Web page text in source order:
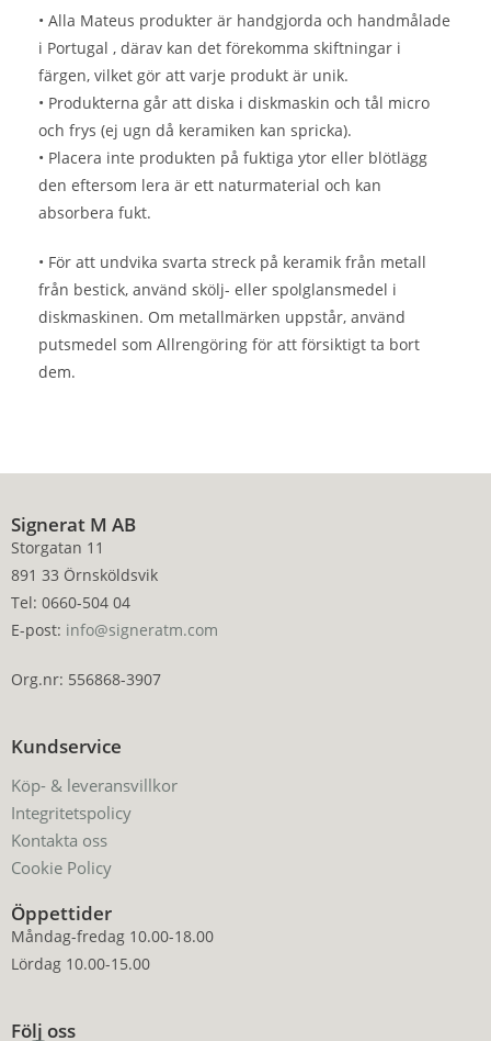
• Alla Mateus produkter är handgjorda och handmålade
i Portugal , därav kan det förekomma skiftningar i
färgen, vilket gör att varje produkt är unik.
• Produkterna går att diska i diskmaskin och tål micro
och frys (ej ugn då keramiken kan spricka).
• Placera inte produkten på fuktiga ytor eller blötlägg
den eftersom lera är ett naturmaterial och kan
absorbera fukt.
• För att undvika svarta streck på keramik från metall
från bestick, använd skölj- eller spolglansmedel i
diskmaskinen. Om metallmärken uppstår, använd
putsmedel som Allrengöring för att försiktigt ta bort
dem.
Signerat M AB
Storgatan 11
891 33 Örnsköldsvik
Tel: 0660-504 04
E-post: info@signeratm.com
Org.nr: 556868-3907
Kundservice
Köp- & leveransvillkor
Integritetspolicy
Kontakta oss
Cookie Policy
Öppettider
Måndag-fredag 10.00-18.00
Lördag 10.00-15.00
Följ oss